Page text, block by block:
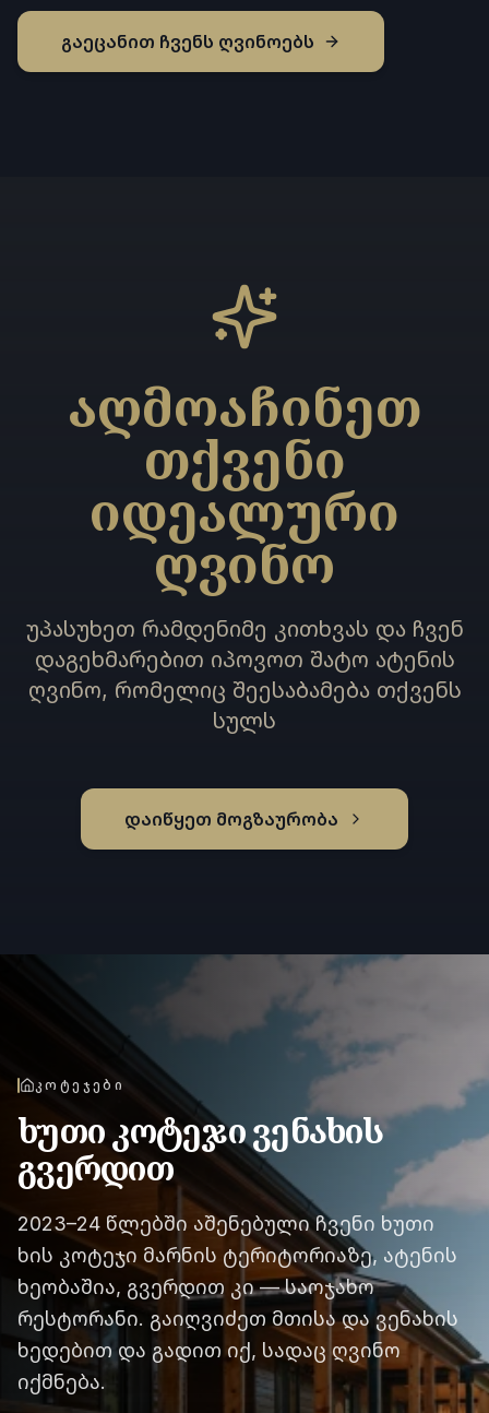
გაეცანით ჩვენს ღვინოებს
აღმოაჩინეთ
თქვენი
იდეალური
ღვინო
უპასუხეთ რამდენიმე კითხვას და ჩვენ
დაგეხმარებით იპოვოთ შატო ატენის
ღვინო, რომელიც შეესაბამება თქვენს
სულს
დაიწყეთ მოგზაურობა
ᲙᲝᲢᲔᲯᲔᲑᲘ
ხუთი კოტეჯი ვენახის
გვერდით
2023–24 წლებში აშენებული ჩვენი ხუთი
ხის კოტეჯი მარნის ტერიტორიაზე, ატენის
ხეობაშია, გვერდით კი — საოჯახო
რესტორანი. გაიღვიძეთ მთისა და ვენახის
ხედებით და გადით იქ, სადაც ღვინო
იქმნება.